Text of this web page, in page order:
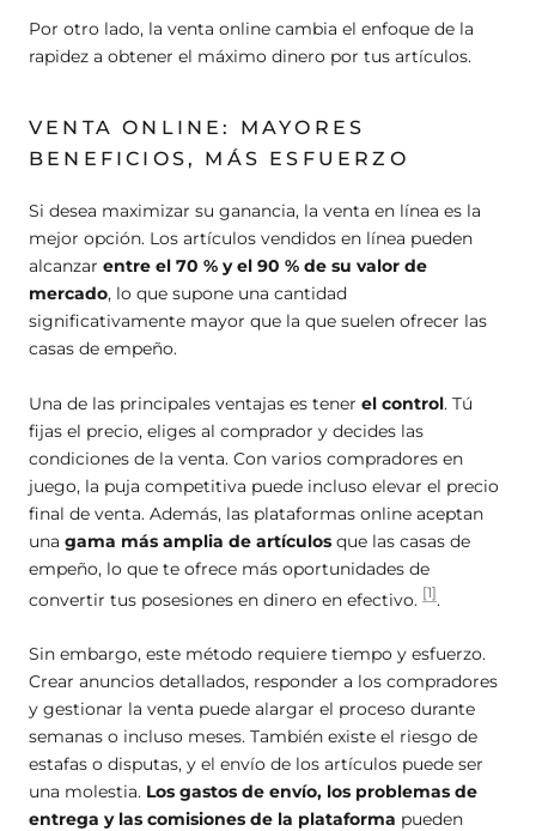
Por otro lado, la venta online cambia el enfoque de la
rapidez a obtener el máximo dinero por tus artículos.
VENTA ONLINE: MAYORES
BENEFICIOS, MÁS ESFUERZO
Si desea maximizar su ganancia, la venta en línea es la
mejor opción. Los artículos vendidos en línea pueden
alcanzar entre el 70 % y el 90 % de su valor de
mercado, lo que supone una cantidad
significativamente mayor que la que suelen ofrecer las
casas de empeño.
Una de las principales ventajas es tener el control. Tú
fijas el precio, eliges al comprador y decides las
condiciones de la venta. Con varios compradores en
juego, la puja competitiva puede incluso elevar el precio
final de venta. Además, las plataformas online aceptan
una gama más amplia de artículos que las casas de
empeño, lo que te ofrece más oportunidades de
convertir tus posesiones en dinero en efectivo. [1] .
Sin embargo, este método requiere tiempo y esfuerzo.
Crear anuncios detallados, responder a los compradores
y gestionar la venta puede alargar el proceso durante
semanas o incluso meses. También existe el riesgo de
estafas o disputas, y el envío de los artículos puede ser
una molestia. Los gastos de envío, los problemas de
entrega y las comisiones de la plataforma pueden